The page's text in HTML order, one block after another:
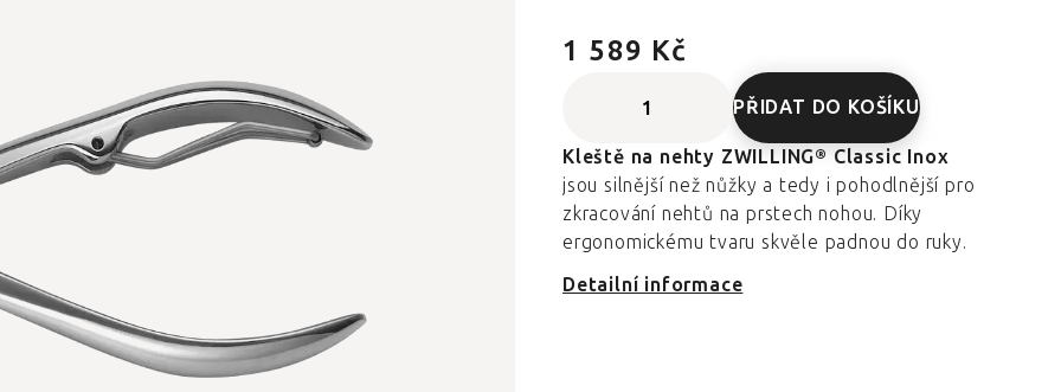
1 589 Kč
PŘIDAT DO KOŠÍKU
Kleště na nehty ZWILLING® Classic Inox
jsou silnější než nůžky a tedy i pohodlnější pro
zkracování nehtů na prstech nohou. Díky
ergonomickému tvaru skvěle padnou do ruky.
Detailní informace